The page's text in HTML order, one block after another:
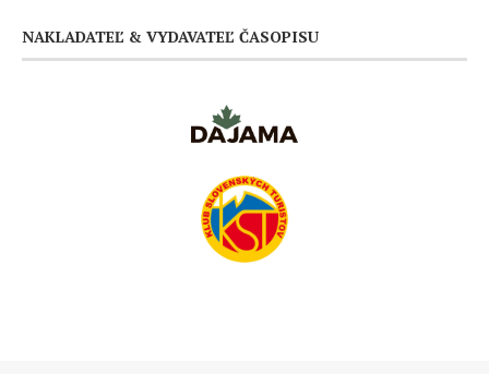
NAKLADATEĽ & VYDAVATEĽ ČASOPISU